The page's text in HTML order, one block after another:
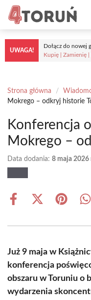
Przejdź
treści
UWAGA!
Dołącz do nowej
Kupię | Zamienię |
Strona główna /
Mokrego – odkryj historie
Konferencja
Mokrego –
Data dodania: 8 maja 2026
Share
Share
(Twitter)
Share
Już 9 maja w
konferencja
obszaru w Toruniu o
wydarzenia